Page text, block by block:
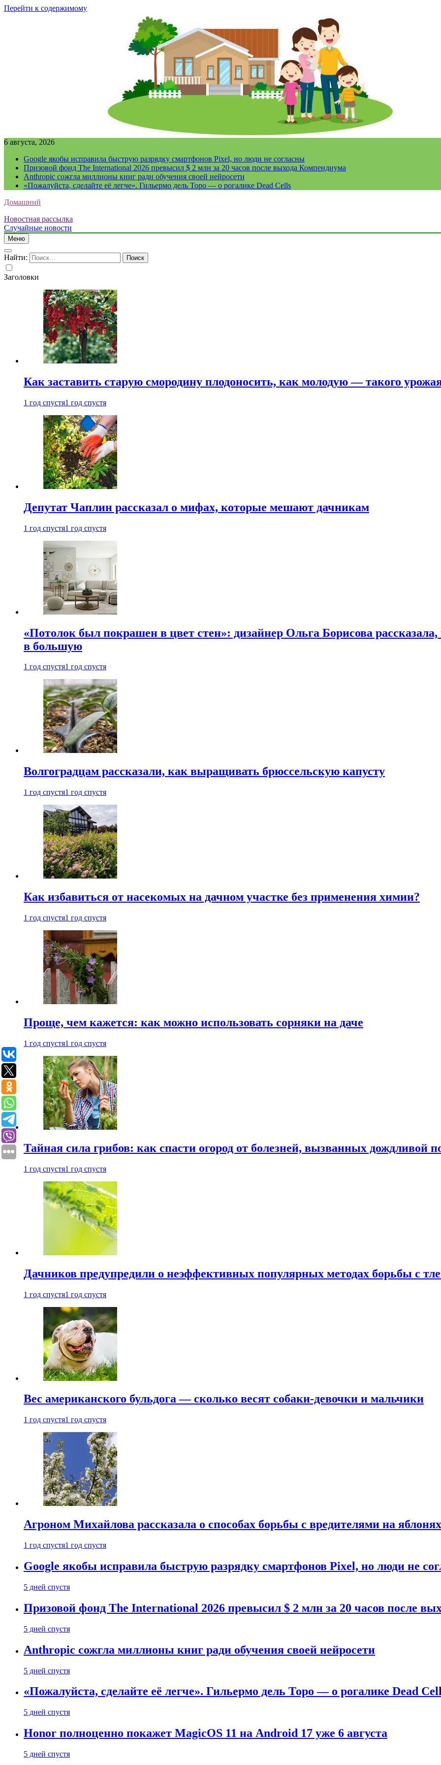
Перейти к содержимому
6 августа, 2026
Google якобы исправила быструю разрядку смартфонов Pixel, но люди не согласны
Призовой фонд The International 2026 превысил $ 2 млн за 20 часов после выхода Компендиума
Anthropic сожгла миллионы книг ради обучения своей нейросети
«Пожалуйста, сделайте её легче». Гильермо дель Торо — о рогалике Dead Cells
Домашний
Новостная рассылка
Случайные новости
Меню
Найти:
Заголовки
Как заставить старую смородину плодоносить, как молодую — такого
1 год спустя1 год спустя
Депутат Чаплин рассказал о мифах, которые мешают дачникам
1 год спустя1 год спустя
«Потолок был покрашен в цвет стен»: дизайнер Ольга Борисова
в большую
1 год спустя1 год спустя
Волгоградцам рассказали, как выращивать брюссельскую капусту
1 год спустя1 год спустя
Как избавиться от насекомых на дачном участке без применения химии?
1 год спустя1 год спустя
Проще, чем кажется: как можно использовать сорняки на даче
1 год спустя1 год спустя
Тайная сила грибов: как спасти огород от болезней, вызванных дождливой
1 год спустя1 год спустя
Дачников предупредили о неэффективных популярных методах борьбы с
1 год спустя1 год спустя
Вес американского бульдога — сколько весят собаки-девочки и мальчики
1 год спустя1 год спустя
Агроном Михайлова рассказала о способах борьбы с вредителями на яблонях
1 год спустя1 год спустя
Google якобы исправила быструю разрядку смартфонов Pixel, но люди не
5 дней спустя
Призовой фонд The International 2026 превысил $ 2 млн за 20 часов после
5 дней спустя
Anthropic сожгла миллионы книг ради обучения своей нейросети
5 дней спустя
«Пожалуйста, сделайте её легче». Гильермо дель Торо — о рогалике Dead
5 дней спустя
Honor полноценно покажет MagicOS 11 на Android 17 уже 6 августа
5 дней спустя